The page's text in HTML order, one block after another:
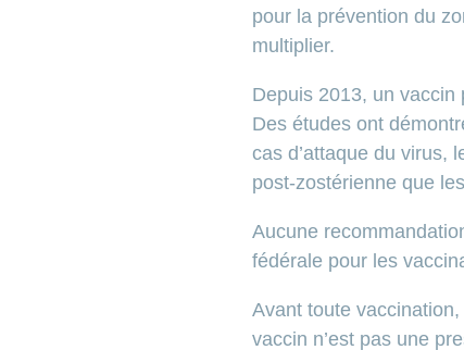
pour la prévention du
multiplier.
Depuis 2013, un vaccin
Des études ont
cas d’attaque du virus,
post-zostérienne que
Aucune
fédérale pour les
Avant toute
vaccin n’est pas une